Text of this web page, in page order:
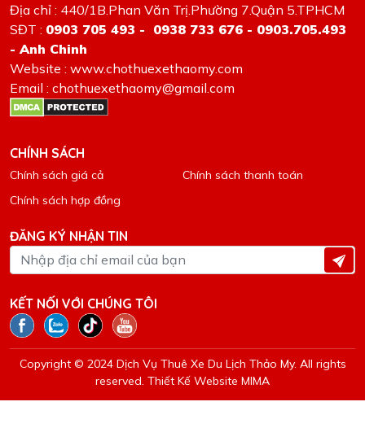
Địa chỉ : 440/1B.Phan Văn Trị.Phường 7.Quận 5.TPHCM
SĐT : 0903 705 493 - 0938 733 676 - 0903.705.493
- Anh Chinh
Website : www.chothuexethaomy.com
Email : chothuexethaomy@gmail.com
CHÍNH SÁCH
Chính sách giá cả
Chính sách thanh toán
Chính sách hợp đồng
ĐĂNG KÝ NHẬN TIN
KẾT NỐI VỚI CHÚNG TÔI
Copyright © 2024 Dịch Vụ Thuê Xe Du Lịch Thảo My. All rights
reserved. Thiết Kế Website MIMA